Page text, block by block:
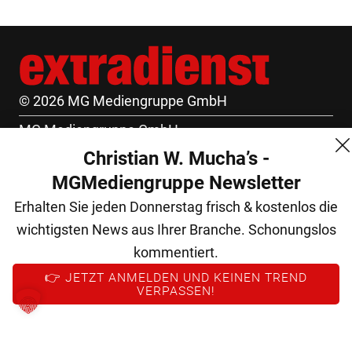
© 2026 MG Mediengruppe GmbH
MG Mediengruppe GmbH
Burgring 1/7
1010 Wien
+43 (1) 522 14 14
office@mgmedien.at
Kontakt
AGB
Christian W. Mucha’s -
MGMediengruppe Newsletter
Erhalten Sie jeden Donnerstag frisch & kostenlos die
wichtigsten News aus Ihrer Branche. Schonungslos
kommentiert.
👉 JETZT ANMELDEN UND KEINEN TREND
VERPASSEN!